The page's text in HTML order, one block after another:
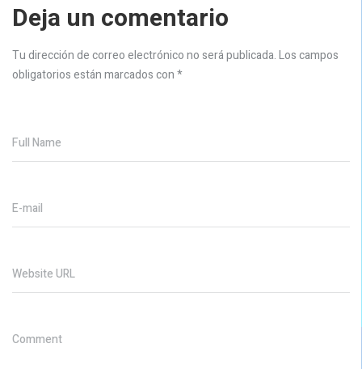
Deja un comentario
Tu dirección de correo electrónico no será publicada.Los campos
obligatorios están marcados con*
Full Name
E-mail
Website URL
Comment